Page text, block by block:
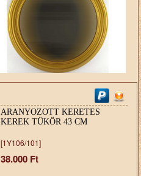
ARANYOZOTT KERETES
KEREK TÜKÖR 43 CM
[1Y106/101]
38.000 Ft